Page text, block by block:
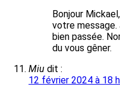
Bonjour
votre message.
bien passée.
du vous gêner.
Miu dit :
12 février 2024 à 18